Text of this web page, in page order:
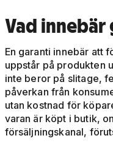
Vad innebär
En garanti innebär att
uppstår på produkten
inte beror på slitage,
påverkan från
utan kostnad för
varan är köpt i butik,
försäljningskanal,